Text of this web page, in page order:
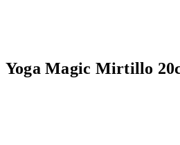
Yoga Magic Mirtillo